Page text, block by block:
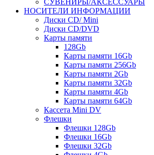
СУВЕНИРЫ/АКСЕССУАРЫ
НОСИТЕЛИ ИНФОРМАЦИИ
Диски CD/ Mini
Диски CD/DVD
Карты памяти
128Gb
Карты памяти 16Gb
Карты памяти 256Gb
Карты памяти 2Gb
Карты памяти 32Gb
Карты памяти 4Gb
Карты памяти 64Gb
Кассета Mini DV
Флешки
Флешки 128Gb
Флешки 16Gb
Флешки 32Gb